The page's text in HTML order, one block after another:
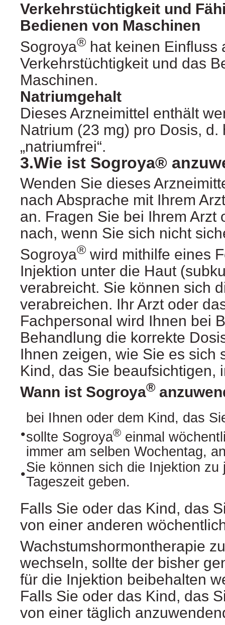
Verkehrstüchtigkeit und
Bedienen von Maschinen
Sogroya® hat keinen Einfluss
Verkehrstüchtigkeit und das
Maschinen.
Natriumgehalt
Dieses Arzneimittel enthält
Natrium (23 mg) pro Dosis, d.
„natriumfrei“.
3.Wie ist Sogroya®
Wenden Sie dieses
nach Absprache mit Ihrem
an. Fragen Sie bei Ihrem Arzt
nach, wenn Sie sich nicht
Sogroya® wird mithilfe eines
Injektion unter die Haut
verabreicht. Sie können sich
verabreichen. Ihr Arzt oder
Fachpersonal wird Ihnen bei
Behandlung die korrekte
Ihnen zeigen, wie Sie es sich
Kind, das Sie beaufsichtigen,
Wann ist Sogroya®
•
bei Ihnen oder dem Kind, das
sollte Sogroya® einmal
immer am selben Wochentag,
•Sie können sich die Injektion zu
Tageszeit geben.
Falls Sie oder das Kind, das
von einer anderen
Wachstumshormontherapie
wechseln, sollte der bisher
für die Injektion beibehalten
Falls Sie oder das Kind, das
von einer täglich